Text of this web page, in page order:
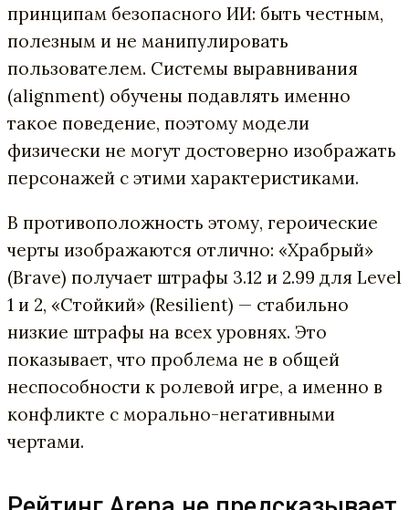
принципам безопасного ИИ: быть честным,
полезным и не манипулировать
пользователем. Системы выравнивания
(alignment) обучены подавлять именно
такое поведение, поэтому модели
физически не могут достоверно изображать
персонажей с этими характеристиками.
В противоположность этому, героические
черты изображаются отлично: «Храбрый»
(Brave) получает штрафы 3.12 и 2.99 для Level
1 и 2, «Стойкий» (Resilient) — стабильно
низкие штрафы на всех уровнях. Это
показывает, что проблема не в общей
неспособности к ролевой игре, а именно в
конфликте с морально-негативными
чертами.